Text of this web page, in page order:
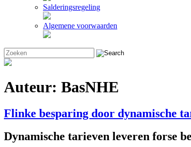
Salderingsregeling
Algemene voorwaarden
Auteur: BasNHE
Flinke besparing door dynamische
Dynamische tarieven leveren forse